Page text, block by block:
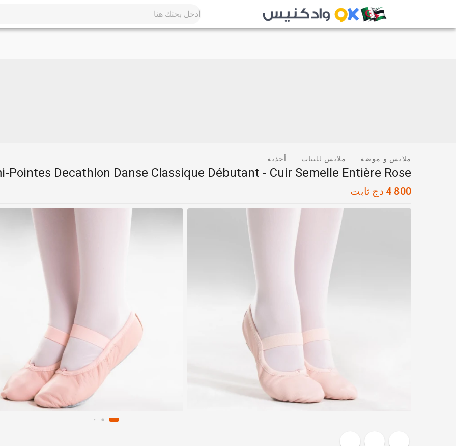
ملابس و موضة ملابس للبنات أحذية
Pointes Decathlon Danse Classique Débutant - Cuir Semelle Entière Rose
4 800 دج ثابت